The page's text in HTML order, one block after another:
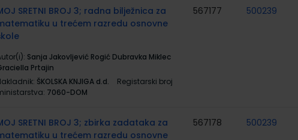
SRETNI BROJ 3; radna bilježnica za
u trećem razredu osnovne
Sanja Jakovljević Rogić Dubravka Miklec
Prtajin
ŠKOLSKA KNJIGA d.d.
Registarski broj
7060-DOM
567177 500239
SRETNI BROJ 3; zbirka zadataka za
u trećem razredu osnovne
567178 500239